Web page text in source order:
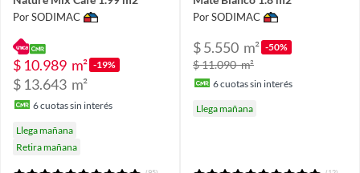
Por SODIMAC
$ 10.989 m² -19%
$ 13.643 m²
6cuotas sin interés
Llega mañana
Retira mañana
Por SODIMAC
$ 5.550 m² -50%
$ 11.090m²
6cuotas sin interés
Llega mañana